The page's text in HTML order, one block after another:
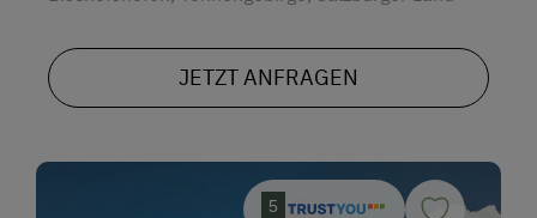
JETZT ANFRAGEN
5